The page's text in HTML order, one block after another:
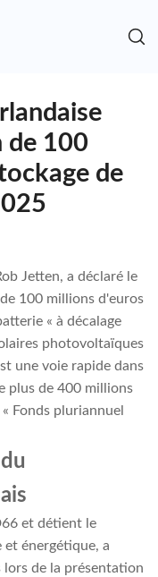
de 100
de
Jetten, a déclaré le
100 millions d'euros
« à décalage
photovoltaïques
une voie rapide dans
plus de 400 millions
Fonds pluriannuel
et détient le
énergétique, a
de la présentation